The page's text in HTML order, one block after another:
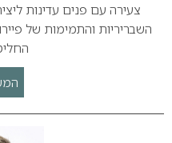
צעירה עם פנים עדינות